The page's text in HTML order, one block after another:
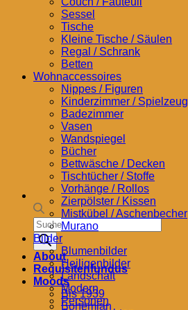
Products
search
About
Requisitenfundus
Moods
Bis 1939
Bohemian
Sessel
Tische
Kleine Tische / Säulen
Regal / Schrank
Betten
Wohnaccessoires
Nippes / Figuren
Kinderzimmer / Spielzeug
Badezimmer
Vasen
Wandspiegel
Bücher
Bettwäsche / Decken
Tischtücher / Stoffe
Vorhänge / Rollos
Zierpölster / Kissen
Mistkübel / Aschenbecher
Murano
Bilder
Blumenbilder
Heiligenbilder
Landschaft
Modern
Personen